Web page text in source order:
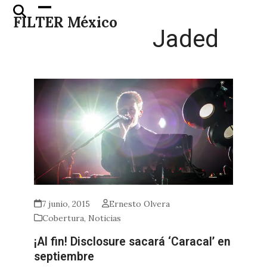
Skip
FILTER México
Open
mobile
Close
mobile
Jaded
7 junio, 2015
Ernesto Olvera
Cobertura, Noticias
¡Al fin! Disclosure sacará ‘Caracal’ en
septiembre